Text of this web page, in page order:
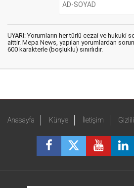
UYARI: Yorumların her türlü cezai ve hukuki
aittir. Mepa News, yapılan yorumlardan
600 karakterle (boşluklu) sınırlıdır.
Anasayfa Künye İletişim